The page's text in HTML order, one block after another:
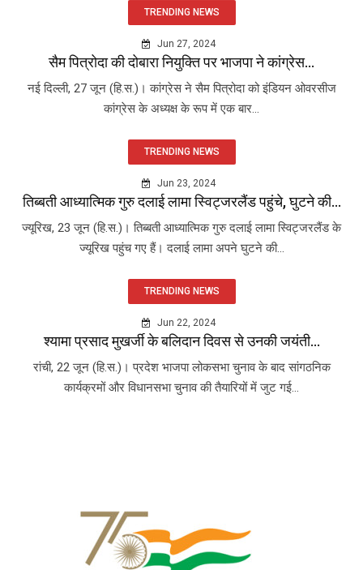
TRENDING NEWS
Jun 27, 2024
सैम पित्रोदा की दोबारा नियुक्ति पर भाजपा ने कांग्रेस...
नई दिल्ली, 27 जून (हि.स.)। कांग्रेस ने सैम पित्रोदा को इंडियन ओवरसीज
कांग्रेस के अध्यक्ष के रूप में एक बार...
TRENDING NEWS
Jun 23, 2024
तिब्बती आध्यात्मिक गुरु दलाई लामा स्विट्जरलैंड पहुंचे, घुटने की...
ज्यूरिख, 23 जून (हि.स.)। तिब्बती आध्यात्मिक गुरु दलाई लामा स्विट्जरलैंड के
ज्यूरिख पहुंच गए हैं। दलाई लामा अपने घुटने की...
TRENDING NEWS
Jun 22, 2024
श्यामा प्रसाद मुखर्जी के बलिदान दिवस से उनकी जयंती...
रांची, 22 जून (हि.स.)। प्रदेश भाजपा लोकसभा चुनाव के बाद सांगठनिक
कार्यक्रमों और विधानसभा चुनाव की तैयारियों में जुट गई...